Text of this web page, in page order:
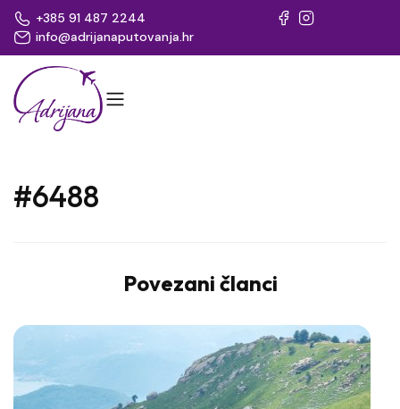
+385 91 487 2244
info@adrijanaputovanja.hr
#6488
Povezani članci